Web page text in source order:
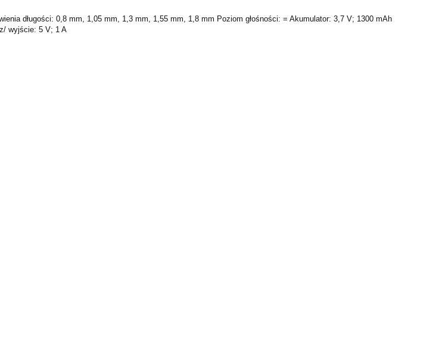
długości: 0,8 mm, 1,05 mm, 1,3 mm, 1,55 mm, 1,8 mm Poziom głośności: = Akumulator: 3,7 V; 1300 mAh
wyjście: 5 V; 1 A